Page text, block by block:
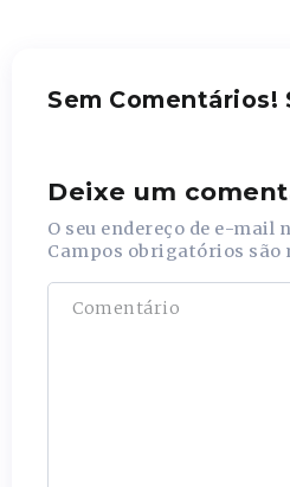
Sem Comentários!
Deixe um
O seu endereço de e-mail
Campos obrigatórios são